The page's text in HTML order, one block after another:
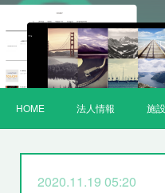
HOME 法人情報 施
2020.11.19 05:20